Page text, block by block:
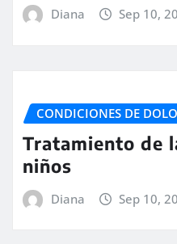
Diana Sep 10,
CONDICIONES DE
Tratamiento de
niños
Diana Sep 10,